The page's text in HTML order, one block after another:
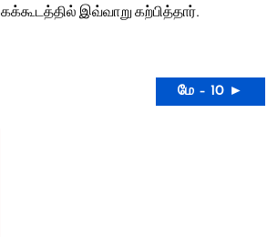
இவ்வாறு கற்பித்தார்.
மே – 10 ►